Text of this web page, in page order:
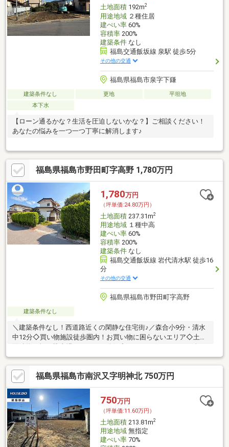
土地面積192m2
用途地域２種住居
建ぺい率60%
容積率200%
建築条件なし
福島交通飯坂線 泉駅 徒歩5分
その他の交通
福島県福島市泉字下鎌
建築条件なし 更地
平坦地
本下水
【ローン通るかな？生活を圧迫しないかな？】ご相談ください！
あなたの悩みを一つ一つ丁寧に解消します♪
福島県福島市野田町字高野 1,780万円
1,780万円
（坪単価:24.80万円）
土地面積237.31m2
用途地域１種中高
建ぺい率60%
容積率200%
建築条件なし
福島交通飯坂線 岩代清水駅 徒歩16
分
その他の交通
福島県福島市野田町字高野
建築条件なし
＼建築条件なし！西道路近くの閑静な住宅街♪／森合小9分・清水
中12分◇買い物施設徒歩圏内！お買い物に困らないエリア◇土地
承っております！
福島県福島市南沢又字明神北 750万円
750万円
（坪単価:11.60万円）
土地面積213.81m2
用途地域無指定
建ぺい率70%